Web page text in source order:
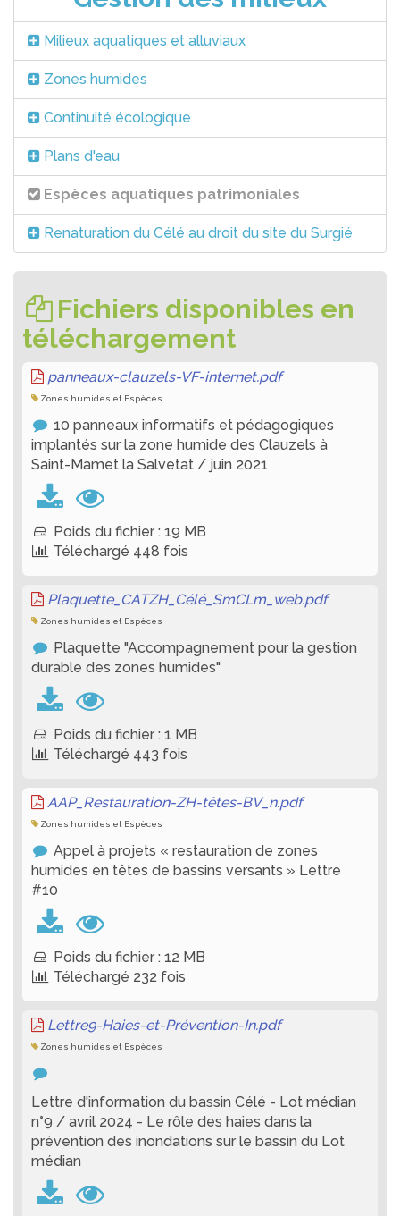
Milieux aquatiques et alluviaux
Zones humides
Continuité écologique
Plans d'eau
Espèces aquatiques patrimoniales
Renaturation du Célé au droit du site du Surgié
Fichiers disponibles en
téléchargement
panneaux-clauzels-VF-internet.pdf
Zones humides et Espèces
10 panneaux informatifs et pédagogiques
implantés sur la zone humide des Clauzels à
Saint-Mamet la Salvetat / juin 2021
Poids du fichier : 19 MB
Téléchargé 448 fois
Plaquette_CATZH_Célé_SmCLm_web.pdf
Zones humides et Espèces
Plaquette "Accompagnement pour la gestion
durable des zones humides"
Poids du fichier : 1 MB
Téléchargé 443 fois
AAP_Restauration-ZH-têtes-BV_n.pdf
Zones humides et Espèces
Appel à projets « restauration de zones
humides en têtes de bassins versants » Lettre
#10
Poids du fichier : 12 MB
Téléchargé 232 fois
Lettre9-Haies-et-Prévention-In.pdf
Zones humides et Espèces
Lettre d'information du bassin Célé - Lot médian
n°9 / avril 2024 - Le rôle des haies dans la
prévention des inondations sur le bassin du Lot
médian